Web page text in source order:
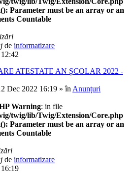
Parameter must be an array or an
Countable
de informatizare
ATESTATE AN ȘCOLAR 2022 -
Dec 2022 16:19 » în Anunțuri
Warning: in file
twig/lib/Twig/Extension/Core.php
Parameter must be an array or an
Countable
de informatizare